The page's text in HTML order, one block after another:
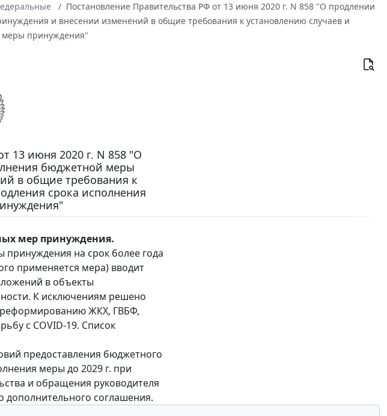
Постановление Правительства РФ от 13 июня 2020 г. N 858 "О продлении
и внесении изменений в общие требования к установлению случаев и
меры принуждения"
13 июня 2020 г. N 858 "О
бюджетной меры
в общие требования к
срока исполнения
мер принуждения.
на срок более года
применяется мера) вводит
в объекты
К исключениям решено
реформированию ЖКХ, ГВБФ,
с COVID-19. Список
предоставления бюджетного
меры до 2029 г. при
и обращения руководителя
дополнительного соглашения.